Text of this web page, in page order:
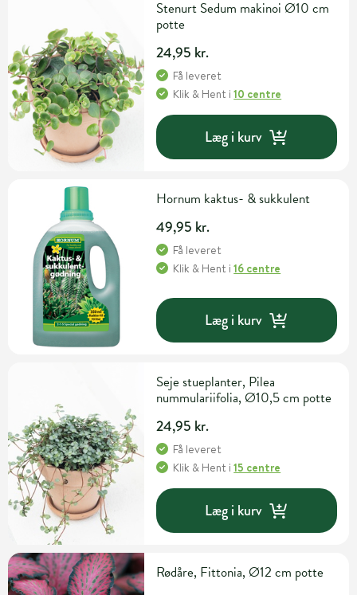
Stenurt Sedum makinoi Ø10 cm
potte
24,95 kr.
Få leveret
Klik & Hent i10 centre
Læg i kurv
Hornum kaktus- & sukkulent
49,95 kr.
Få leveret
Klik & Hent i16 centre
Læg i kurv
Seje stueplanter, Pilea
nummulariifolia, Ø10,5 cm potte
24,95 kr.
Få leveret
Klik & Hent i15 centre
Læg i kurv
Rødåre, Fittonia, Ø12 cm potte